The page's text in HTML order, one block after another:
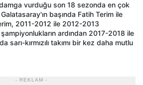
vurduğu son 18 sezonda en çok
başında Fatih Terim ile
2011-2012 ile 2012-2013
şampiyonlukların ardından 2017-2018 ile
sarı-kırmızılı takımı bir kez daha mutlu
- REKLAM -